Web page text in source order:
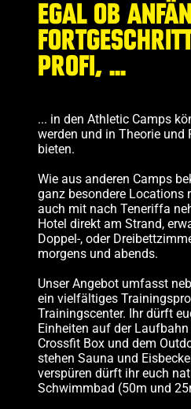
EGAL OB
PROFI, ...
... in den Athletic Camps
werden und in Theorie und
bieten.
Wie aus anderen Camps
ganz besondere Locations
auch mit nach Teneriffa
Hotel direkt am Strand,
Doppel-, oder
morgens und abends.
Unser Angebot umfasst
ein vielfältiges
Trainingscenter. Ihr dürft
Einheiten auf der
Crossfit Box und dem
stehen Sauna und
verspüren dürft ihr euch
Schwimmbad (50m und